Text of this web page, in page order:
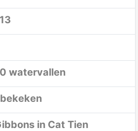
watervallen
in Cat Tien